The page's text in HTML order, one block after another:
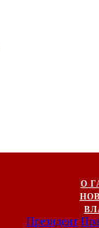
О
Президент